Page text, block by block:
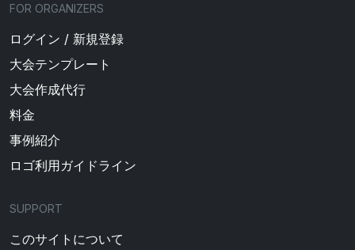
FOR ORGANIZERS
ログイン / 新規登録
大会テンプレート
大会作成代行
料金
事例紹介
ロゴ利用ガイドライン
SUPPORT
このサイトについて